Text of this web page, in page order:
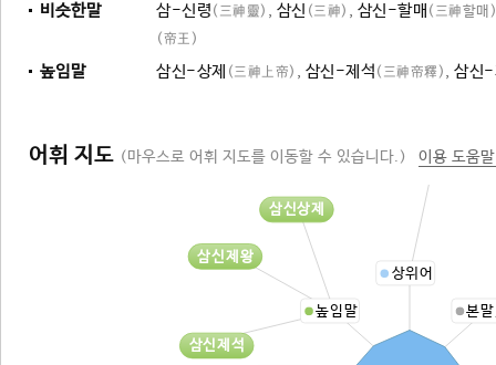
비슷한말 삼-신령 (三神靈) , 삼신 (三神) , 삼신-할매 (三神할매)
(帝王)
높임말 삼신-상제 (三神上帝) , 삼신-제석 (三神帝釋) , 삼신-
어휘 지도 (마우스로 어휘 지도를 이동할 수 있습니다.) 이용 도움
기능신
상위어
본
삼신상제
삼신제석
삼신제왕
높임말